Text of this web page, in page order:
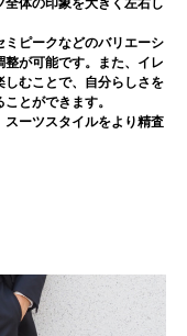
ミピークなどのバリエーシ
が可能です。また、イレ
むことで、自分らしさを
とができます。
スーツスタイルをより精査